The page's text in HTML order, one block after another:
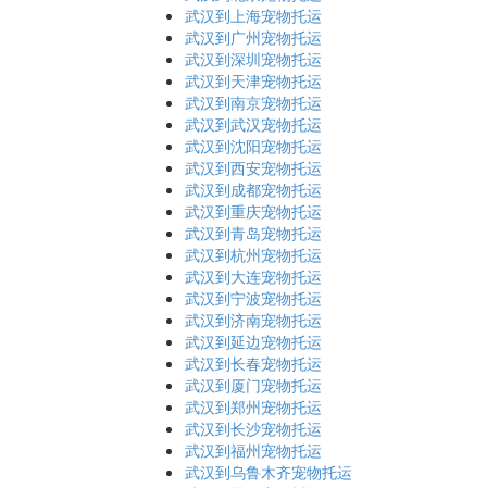
武汉到上海宠物托运
武汉到广州宠物托运
武汉到深圳宠物托运
武汉到天津宠物托运
武汉到南京宠物托运
武汉到武汉宠物托运
武汉到沈阳宠物托运
武汉到西安宠物托运
武汉到成都宠物托运
武汉到重庆宠物托运
武汉到青岛宠物托运
武汉到杭州宠物托运
武汉到大连宠物托运
武汉到宁波宠物托运
武汉到济南宠物托运
武汉到延边宠物托运
武汉到长春宠物托运
武汉到厦门宠物托运
武汉到郑州宠物托运
武汉到长沙宠物托运
武汉到福州宠物托运
武汉到乌鲁木齐宠物托运